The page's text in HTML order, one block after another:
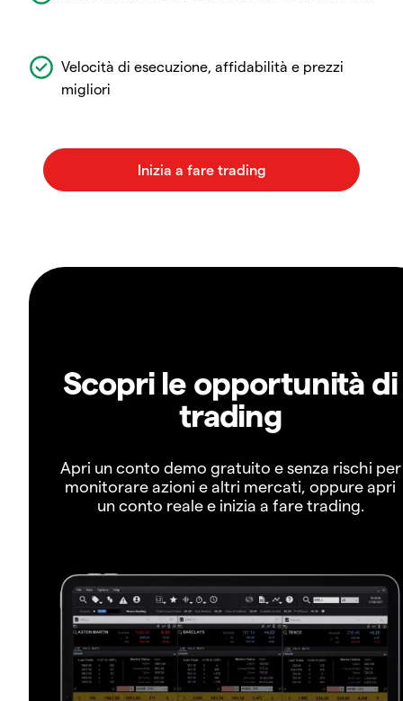
Velocità di esecuzione, affidabilità e prezzi
migliori
Scopri le opportunità di
trading
Apri un conto demo gratuito e senza rischi per
monitorare azioni e altri mercati, oppure apri
un conto reale e inizia a fare trading.